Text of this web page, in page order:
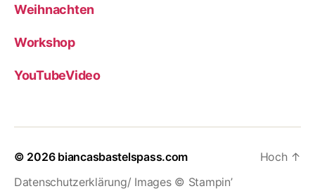
Weihnachten
Workshop
YouTubeVideo
© 2026 biancasbastelspass.com
Datenschutzerklärung/ Images © Stampin’
Hoch ↑